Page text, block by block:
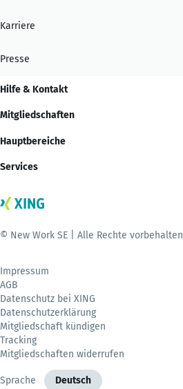
Karriere
Presse
Hilfe & Kontakt
Mitgliedschaften
Hauptbereiche
Services
© New Work SE | Alle Rechte vorbehalten
Impressum
AGB
Datenschutz bei XING
Datenschutzerklärung
Mitgliedschaft kündigen
Tracking
Mitgliedschaften widerrufen
Sprache Deutsch